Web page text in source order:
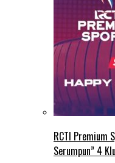
RCTI Premium
Serumpun” 4